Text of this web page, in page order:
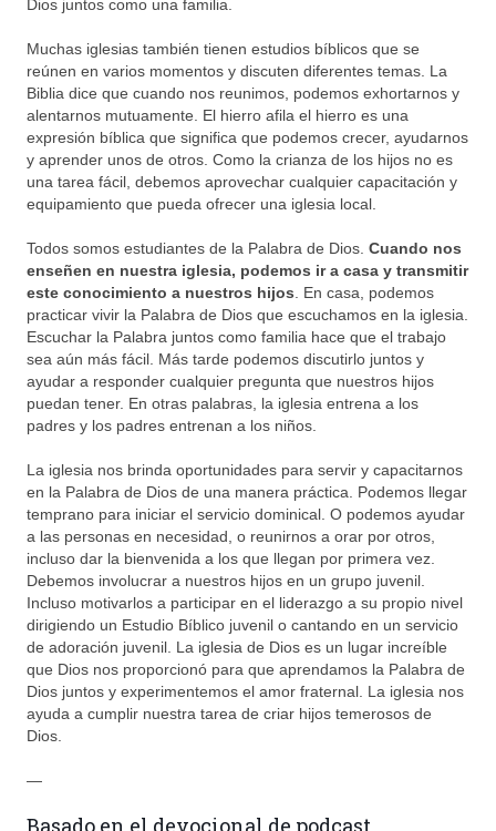
Dios juntos como una familia.
Muchas iglesias también tienen estudios bíblicos que se
reúnen en varios momentos y discuten diferentes temas. La
Biblia dice que cuando nos reunimos, podemos exhortarnos y
alentarnos mutuamente. El hierro afila el hierro es una
expresión bíblica que significa que podemos crecer, ayudarnos
y aprender unos de otros. Como la crianza de los hijos no es
una tarea fácil, debemos aprovechar cualquier capacitación y
equipamiento que pueda ofrecer una iglesia local.
Todos somos estudiantes de la Palabra de Dios.Cuando nos
enseñen en nuestra iglesia, podemos ir a casa y transmitir
este conocimiento a nuestros hijos . En casa, podemos
practicar vivir la Palabra de Dios que escuchamos en la iglesia.
Escuchar la Palabra juntos como familia hace que el trabajo
sea aún más fácil. Más tarde podemos discutirlo juntos y
ayudar a responder cualquier pregunta que nuestros hijos
puedan tener. En otras palabras, la iglesia entrena a los
padres y los padres entrenan a los niños.
La iglesia nos brinda oportunidades para servir y capacitarnos
en la Palabra de Dios de una manera práctica. Podemos llegar
temprano para iniciar el servicio dominical. O podemos ayudar
a las personas en necesidad, o reunirnos a orar por otros,
incluso dar la bienvenida a los que llegan por primera vez.
Debemos involucrar a nuestros hijos en un grupo juvenil.
Incluso motivarlos a participar en el liderazgo a su propio nivel
dirigiendo un Estudio Bíblico juvenil o cantando en un servicio
de adoración juvenil. La iglesia de Dios es un lugar increíble
que Dios nos proporcionó para que aprendamos la Palabra de
Dios juntos y experimentemos el amor fraternal. La iglesia nos
ayuda a cumplir nuestra tarea de criar hijos temerosos de
Dios.
—
Basado en el devocional de podcast